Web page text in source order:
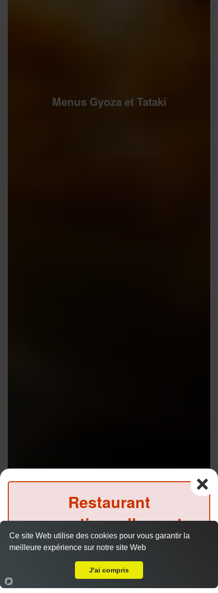
Menus Gyoza et Tataki
Accueil Panier Compte
Restaurant
exceptionnellement
fermé ce midi
(Précommande possible)
Ce site Web utilise des cookies pour vous garantir la
meilleure expérience sur notre site Web
J'ai compris